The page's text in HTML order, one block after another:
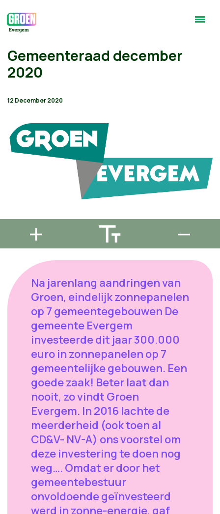
Gemeenteraad december
2020
12 December 2020
Na jarenlang aandringen van
Groen, eindelijk zonnepanelen
op 7 gemeentegebouwen De
gemeente Evergem
investeerde dit jaar 300.000
euro in zonnepanelen op 7
gemeentelijke gebouwen. Een
goede zaak! Beter laat dan
nooit, zo vindt Groen
Evergem. In 2016 lachte de
meerderheid (ook toen al
CD&V- NV-A) ons voorstel om
deze investering te doen nog
weg…. Omdat er door het
gemeentebestuur
onvoldoende geïnvesteerd
werd in zonne-energie, gaf